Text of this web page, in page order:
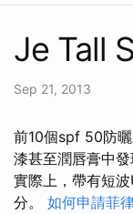
Je Tall
Sep 21, 2013
前10個spf 50防
漆甚至潤唇膏中
實際上，帶有短
分。 如何申請菲